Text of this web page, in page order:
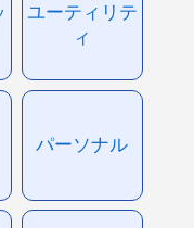
ユーティリテ
ィ
パーソナル